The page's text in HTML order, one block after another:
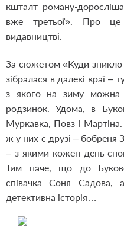
кшталт роману-
вже третьої». Про
видавництві.
За сюжетом «Куди зникло
зібралася в далекі краї –
з якого на зиму можна
родзинок. Удома, в
Муркавка, Повз і
ж у них є друзі – бобреня
– з якими кожен день
Тим паче, що до
співачка Соня
детективна історія…